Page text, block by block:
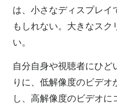
は、小さなディスプレイ
もしれない。大きなスク
い。
自分自身や視聴者にひど
りに、低解像度のビデ
し、高解像度のビデオに